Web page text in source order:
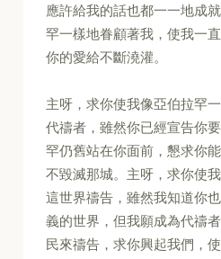
應許給我的話也都一一地成
罕一樣地眷顧著我，使我一
你的愛給不斷澆灌。
主呀，求你使我像亞伯拉罕
代禱者，雖然你已經宣告你
罕仍舊站在你面前，懇求你
不毀滅那城。主呀，求你使
這世界禱告，雖然我知道你
義的世界，但我願成為代禱
民來禱告，求你興起我們，